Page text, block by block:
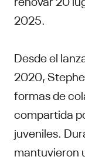
2025.
Desde el
2020,
formas de
compartida
juveniles.
mantuvieron